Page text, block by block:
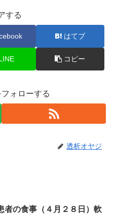
する
はてブ
コピー
ォローする
透析オヤジ
者の食事（４月２８日）軟